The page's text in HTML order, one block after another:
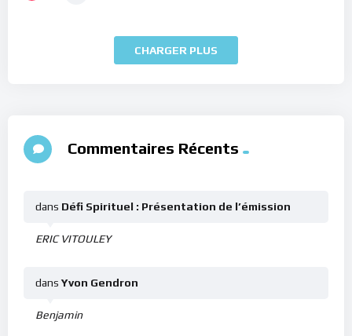
CHARGER PLUS
Commentaires Récents
ERIC VITOULEY
dans Défi Spirituel : Présentation de l’émission
Benjamin
dans Yvon Gendron